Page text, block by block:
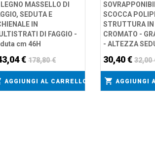
LEGNO MASSELLO DI
SEDUTA E
IN
DI FAGGIO -
cm 46H
€ 178,80 €
AGGIUNGI AL CARRELLO
SCOCCA
STRUTTURA IN
CROMATO -
- ALTEZZA
30,40 € 32,00
AGGIUNGI